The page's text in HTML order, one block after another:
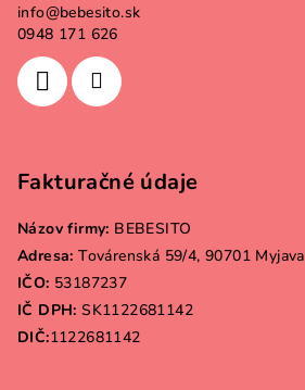
info@bebesito.sk
0948 171 626
Fakturačné údaje
Názov firmy: BEBESITO
Adresa: Továrenská 59/4, 90701 Myjava
IČO: 53187237
IČ DPH: SK1122681142
DIČ:1122681142